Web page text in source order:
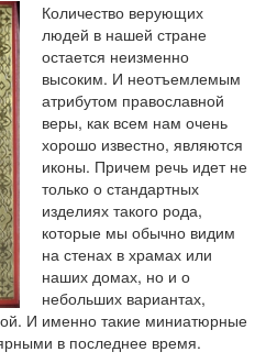
Количество верующих
людей в нашей стране
остается неизменно
высоким. И неотъемлемым
атрибутом православной
веры, как всем нам очень
хорошо известно, являются
иконы. Причем речь идет не
только о стандартных
изделиях такого рода,
которые мы обычно видим
на стенах в храмах или
наших домах, но и о
небольших вариантах,
И именно такие миниатюрные
в последнее время.